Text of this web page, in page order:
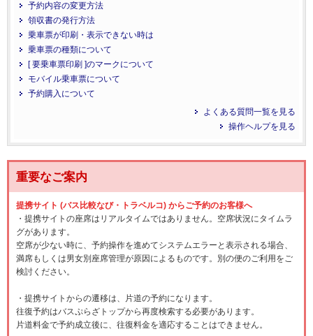
予約内容の変更方法
領収書の発行方法
乗車票が印刷・表示できない時は
乗車票の種類について
[ 要乗車票印刷 ]のマークについて
モバイル乗車票について
予約購入について
よくある質問一覧を見る
操作ヘルプを見る
重要なご案内
提携サイト (バス比較なび・トラベルコ) からご予約のお客様へ
・提携サイトの座席はリアルタイムではありません。空席状況にタイムラ
グがあります。
空席が少ない時に、予約操作を進めてシステムエラーと表示される場合、
満席もしくは男女別座席管理が原因によるものです。別の便のご利用をご
検討ください。
・提携サイトからの遷移は、片道の予約になります。
往復予約はバスぷらざトップから再度検索する必要があります。
片道料金で予約成立後に、往復料金を適応することはできません。